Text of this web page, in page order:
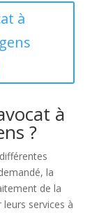
à
à
?
la
de la
services à